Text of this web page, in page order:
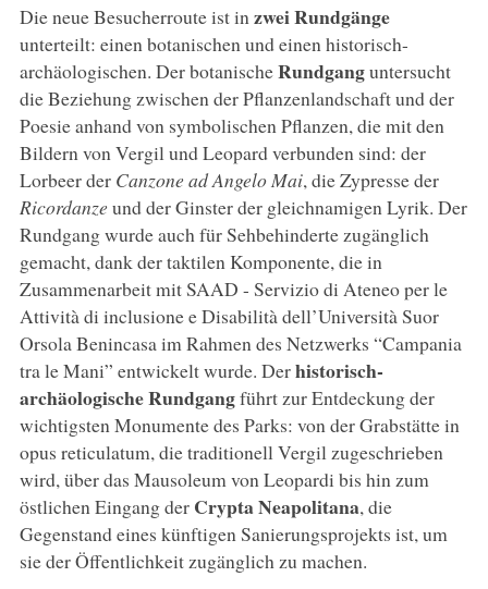
Die neue Besucherroute ist in zwei Rundgänge
unterteilt: einen botanischen und einen historisch-
archäologischen. Der botanischeRundganguntersucht
die Beziehung zwischen der Pflanzenlandschaft und der
Poesie anhand von symbolischen Pflanzen, die mit den
Bildern von Vergil und Leopard verbunden sind: der
Lorbeer derCanzone ad Angelo Mai, die Zypresse der
Ricordanzeund der Ginster der gleichnamigen Lyrik. Der
Rundgang wurde auch für Sehbehinderte zugänglich
gemacht, dank der taktilen Komponente, die in
Zusammenarbeit mit SAAD - Servizio di Ateneo per le
Attività di inclusione e Disabilità dell’Università Suor
Orsola Benincasa im Rahmen des Netzwerks “Campania
tra le Mani” entwickelt wurde. Derhistorisch-
archäologische Rundgangführt zur Entdeckung der
wichtigsten Monumente des Parks: von der Grabstätte in
opus reticulatum, die traditionell Vergil zugeschrieben
wird, über das Mausoleum von Leopardi bis hin zum
östlichen Eingang derCrypta Neapolitana, die
Gegenstand eines künftigen Sanierungsprojekts ist, um
sie der Öffentlichkeit zugänglich zu machen.